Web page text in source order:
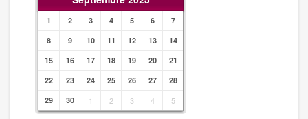
1 2 3 4 5 6
7
8
9 10 11 12 13
14
15
16 17 18 19 20
21
22
23 24 25 26 27
28
29
30 1 2 3 4 5